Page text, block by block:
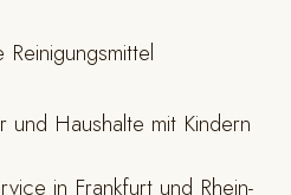
und Haushalte mit Kindern
in Frankfurt und Rhein-